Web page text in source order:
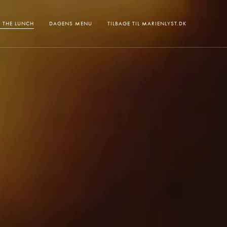
LUNCH DAGENS MENU TILBAGE TIL MARIENLYST.DK